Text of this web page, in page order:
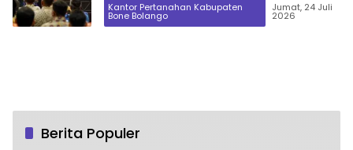
Kantor Pertanahan Kabupaten
Bone Bolango
Jumat, 24 Juli
2026
Berita Populer